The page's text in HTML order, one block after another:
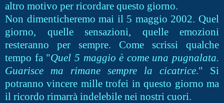
altro motivo per ricordare questo giorno.
Non dimenticheremo mai il 5 maggio 2002. Quel
giorno, quelle sensazioni, quelle emozioni
resteranno per sempre. Come scrissi qualche
tempo fa "Quel 5 maggio è come una pugnalata.
Guarisce ma rimane sempre la cicatrice." Si
potranno vincere mille trofei in questo giorno ma
il ricordo rimarrà indelebile nei nostri cuori.